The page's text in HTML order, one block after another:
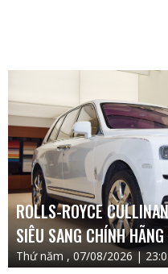
ROLLS-ROYCE
SIÊU SANG CHÍNH
Thứ năm , 07/08/2026 |